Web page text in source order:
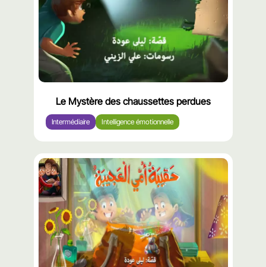
Le Mystère des chaussettes perdues
Intermédiaire Intelligence émotionnelle